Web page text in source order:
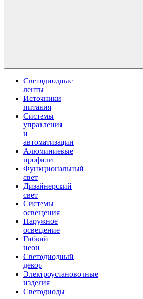
Светодиодные
ленты
Источники
питания
Системы
управления
и
автоматизации
Алюминиевые
профили
Функциональный
свет
Дизайнерский
свет
Системы
освещения
Наружное
освещение
Гибкий
неон
Светодиодный
декор
Электроустановочные
изделия
Светодиоды